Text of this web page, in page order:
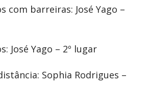
com barreiras: José Yago –
José Yago – 2º lugar
Sophia Rodrigues –